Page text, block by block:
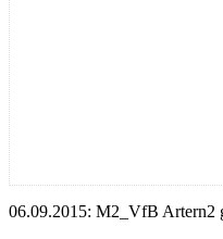
06.09.2015: M2_VfB Artern2